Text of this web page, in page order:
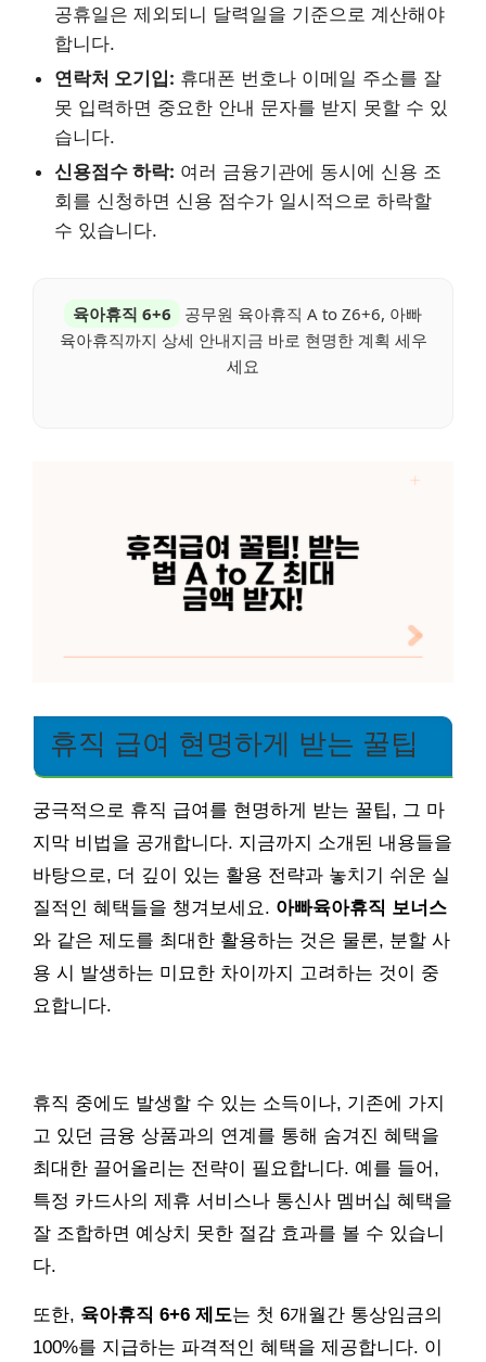
공휴일은 제외되니 달력일을 기준으로 계산해야
합니다.
연락처 오기입: 휴대폰 번호나 이메일 주소를 잘
못 입력하면 중요한 안내 문자를 받지 못할 수 있
습니다.
신용점수 하락: 여러 금융기관에 동시에 신용 조
회를 신청하면 신용 점수가 일시적으로 하락할
수 있습니다.
육아휴직 6+6
공무원 육아휴직 A to Z6+6, 아빠
육아휴직까지 상세 안내지금 바로 현명한 계획 세우
세요
휴직 급여 현명하게 받는 꿀팁
궁극적으로 휴직 급여를 현명하게 받는 꿀팁, 그 마
지막 비법을 공개합니다. 지금까지 소개된 내용들을
바탕으로, 더 깊이 있는 활용 전략과 놓치기 쉬운 실
질적인 혜택들을 챙겨보세요. 아빠육아휴직 보너스
와 같은 제도를 최대한 활용하는 것은 물론, 분할 사
용 시 발생하는 미묘한 차이까지 고려하는 것이 중
요합니다.
휴직 중에도 발생할 수 있는 소득이나, 기존에 가지
고 있던 금융 상품과의 연계를 통해 숨겨진 혜택을
최대한 끌어올리는 전략이 필요합니다. 예를 들어,
특정 카드사의 제휴 서비스나 통신사 멤버십 혜택을
잘 조합하면 예상치 못한 절감 효과를 볼 수 있습니
다.
또한, 육아휴직 6+6 제도는 첫 6개월간 통상임금의
100%를 지급하는 파격적인 혜택을 제공합니다. 이